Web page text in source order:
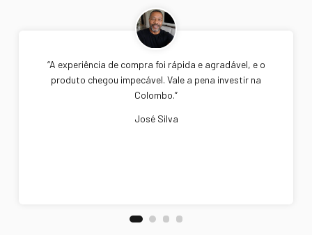
“A experiência de compra foi rápida e agradável, e o
produto chegou impecável. Vale a pena investir na
Colombo.”
José Silva